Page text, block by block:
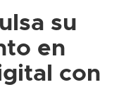
su
en
con